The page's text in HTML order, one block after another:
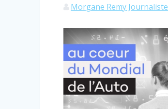
Morgane Remy Journaliste